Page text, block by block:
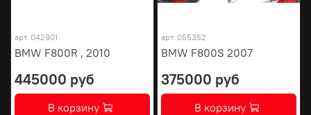
арт. 042901
BMW F800R , 2010
445000 руб
В корзину
арт. 055352
BMW F800S 2007
375000 руб
В корзину